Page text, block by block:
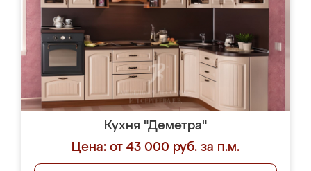
Кухня "Деметра"
Цена: от 43 000 руб. за п.м.